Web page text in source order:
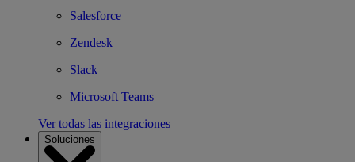
Salesforce
Zendesk
Slack
Microsoft Teams
Ver todas las integraciones
Soluciones